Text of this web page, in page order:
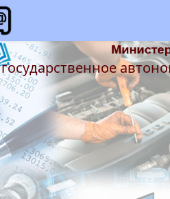
государственное